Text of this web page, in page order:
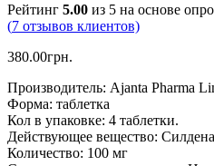
Рейтинг 5.00 из 5 на основе
(7 отзывов клиентов)
380.00грн.
Производитель: Ajanta Pharma
Форма: таблетка
Кол в упаковке: 4 таблетки.
Действующее вещество:
Количество: 100 мг